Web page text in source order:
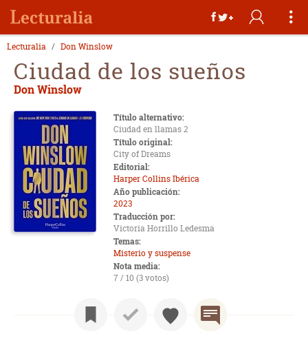
Lecturalia Don Winslow
Ciudad de los sueños
Don Winslow
Título alternativo:
Ciudad en llamas 2
Título original:
City of Dreams
Editorial:
Harper Collins Ibérica
Año publicación:
2023
Traducción por:
Victoria Horrillo Ledesma
Temas:
Misterio y suspense
Nota media:
7 / 10 (3 votos)